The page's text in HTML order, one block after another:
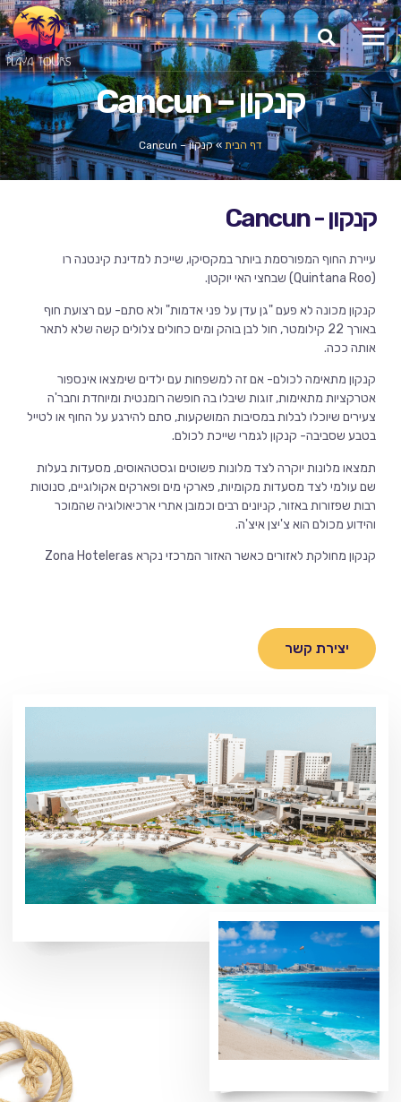
קנקון – Cancun
דף הבית »קנקון – Cancun
קנקון - Cancun
עיירת החוף המפורסמת ביותר במקסיקו, שייכת למדינת קינטנה רו
(Quintana Roo) שבחצי האי יוקטן.
קנקון מכונה לא פעם "גן עדן על פני אדמות" ולא סתם- עם רצועת חוף
באורך 22 קילומטר, חול לבן בוהק ומים כחולים צלולים קשה שלא לתאר
אותה ככה.
קנקון מתאימה לכולם- אם זה למשפחות עם ילדים שימצאו אינספור
אטרקציות מתאימות, זוגות שיבלו בה חופשה רומנטית ומיוחדת וחבר'ה
צעירים שיוכלו לבלות במסיבות המושקעות, סתם להירגע על החוף או לטייל
בטבע שסביבה- קנקון לגמרי שייכת לכולם.
תמצאו מלונות יוקרה לצד מלונות פשוטים וגסטהאוסים, מסעדות בעלות
שם עולמי לצד מסעדות מקומיות, פארקי מים ופארקים אקולוגיים, סנוטות
רבות שפזורות באזור, קניונים רבים וכמובן אתרי ארכיאולוגיה שהמוכר
והידוע מכולם הוא צ'יצן איצ'ה.
קנקון מחולקת לאזורים כאשר האזור המרכזי נקרא Zona Hoteleras
יצירת קשר